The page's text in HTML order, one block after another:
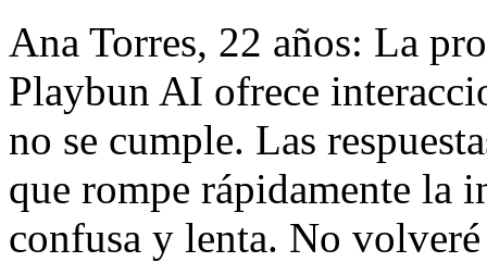
Ana Torres, 22 años: La
Playbun AI ofrece
no se cumple. Las
que rompe rápidamente la
confusa y lenta. No